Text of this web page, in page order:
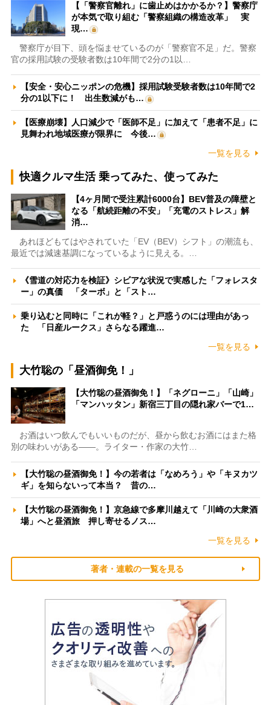
【「警察官離れ」に歯止めはかかるか？】警察庁
が本気で取り組む「警察組織の構造改革」 実
現…
警察庁が目下、頭を悩ませているのが「警察官不足」だ。警察
官の採用試験の受験者数は10年間で2分の1以…
【安全・安心ニッポンの危機】採用試験受験者数は10年間で2
分の1以下に！ 出生数減がも…
【医療崩壊】人口減少で「医師不足」に加えて「患者不足」に
見舞われ地域医療が限界に 今後…
一覧を見る
快適クルマ生活 乗ってみた、使ってみた
【4ヶ月間で受注累計6000台】BEV普及の障壁と
なる「航続距離の不安」「充電のストレス」解
消…
あれほどもてはやされていた「EV（BEV）シフト」の潮流も、
最近では減速基調になっているように見える。…
《雪道の対応力を検証》シビアな状況で実感した「フォレスタ
ー」の真価 「ターボ」と「スト…
乗り込むと同時に「これが軽？」と戸惑うのには理由があっ
た 「日産ルークス」さらなる躍進…
一覧を見る
大竹聡の「昼酒御免！」
【大竹聡の昼酒御免！】「ネグローニ」「山崎」
「マンハッタン」新宿三丁目の隠れ家バーで1…
お酒はいつ飲んでもいいものだが、昼から飲むお酒にはまた格
別の味わいがある――。ライター・作家の大竹…
【大竹聡の昼酒御免！】今の若者は「なめろう」や「キヌカツ
ギ」を知らないって本当？ 昔の…
【大竹聡の昼酒御免！】京急線で多摩川越えて「川崎の大衆酒
場」へと昼酒旅 押し寄せるノス…
一覧を見る
著者・連載の一覧を見る